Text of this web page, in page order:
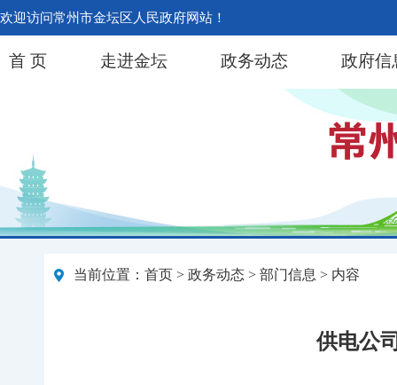
欢迎访问常州市金坛区人民政府网站！
首 页 走进金坛 政务动态 政府信
当前位置： 首页 > 政务动态 > 部门信息 > 内容
供电公